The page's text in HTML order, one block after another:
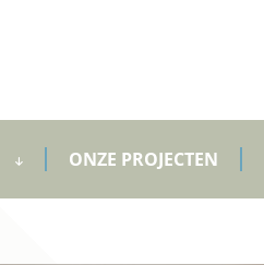
ONZE PROJECTEN